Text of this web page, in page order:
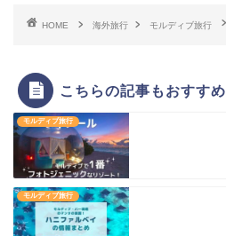
HOME 海外旅行 モルディブ旅行
こちらの記事もおすすめ
モルディブ旅行
モルディブ旅行